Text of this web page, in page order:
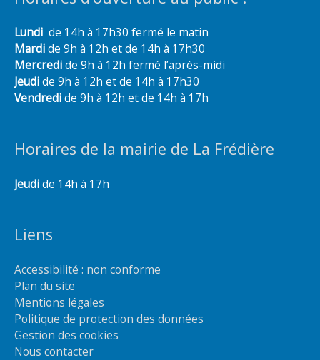
Lundi de 14h à 17h30 fermé le matin
Mardide 9h à 12h et de 14h à 17h30
Mercredide 9h à 12h fermé l’après-midi
Jeudide 9h à 12h et de 14h à 17h30
Vendredide 9h à 12h et de 14h à 17h
Horaires de la mairie de La Frédière
Jeudide 14h à 17h
Liens
Accessibilité : non conforme
Plan du site
Mentions légales
Politique de protection des données
Gestion des cookies
Nous contacter